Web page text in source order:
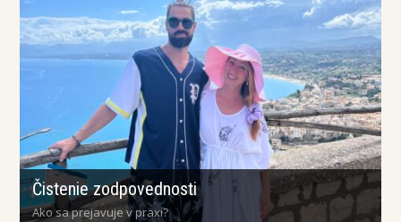
Čistenie zodpovednosti
Ako sa prejavuje v praxi?